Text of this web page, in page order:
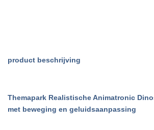
product beschrijving
Themapark Realistische Animatronic
met beweging en geluidsaanpassing